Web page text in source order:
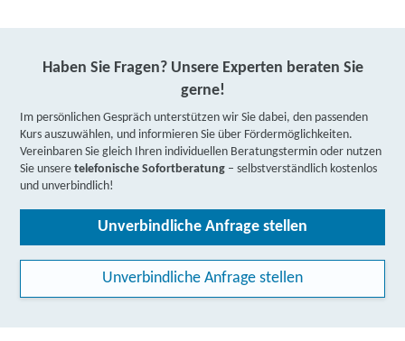
Haben Sie Fragen? Unsere Experten beraten Sie
gerne!
Im persönlichen Gespräch unterstützen wir Sie dabei, den passenden
Kurs auszuwählen, und informieren Sie über Fördermöglichkeiten.
Vereinbaren Sie gleich Ihren individuellen Beratungstermin oder nutzen
Sie unseretelefonische Sofortberatung – selbstverständlich kostenlos
und unverbindlich!
Unverbindliche Anfrage stellen
Unverbindliche Anfrage stellen